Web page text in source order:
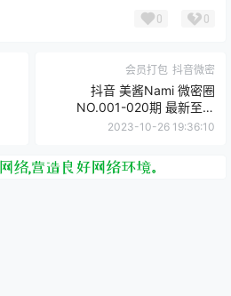
0 0
会员打包 抖音微密
抖音 美酱Nami 微密圈
NO.001-020期 最新至：
2023.7.23
2023-10-26 19:36:10